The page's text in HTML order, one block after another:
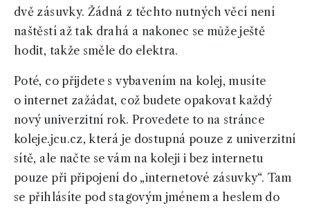
dvě zásuvky. Žádná z těchto nutných věcí není
naštěstí až tak drahá a nakonec se může ještě
hodit, takže směle do elektra.
Poté, co přijdete s vybavením na kolej, musíte
o internet zažádat, což budete opakovat každý
nový univerzitní rok. Provedete to na stránce
koleje.jcu.cz, která je dostupná pouze z univerzitní
sítě, ale načte se vám na koleji i bez internetu
pouze při připojení do „internetové zásuvky“. Tam
se přihlásíte pod stagovým jménem a heslem do